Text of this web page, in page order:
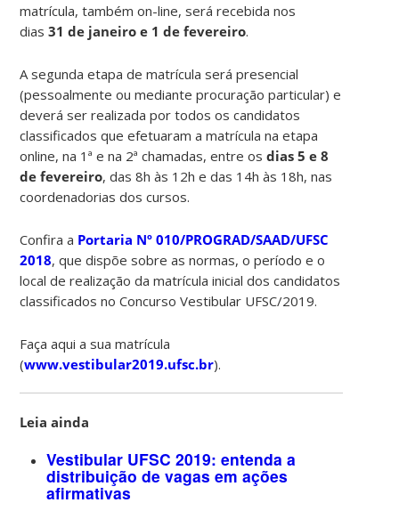
matrícula, também on-line, será recebida nos
dias31 de janeiro e 1 de fevereiro.
A segunda etapa de matrícula será presencial
(pessoalmente ou mediante procuração particular) e
deverá ser realizada por todos os candidatos
classificados que efetuaram a matrícula na etapa
online, na 1ª e na 2ª chamadas, entre osdias 5 e 8
de fevereiro, das 8h às 12h e das 14h às 18h, nas
coordenadorias dos cursos.
Confira a Portaria Nº 010/PROGRAD/SAAD/UFSC
2018, que dispõe sobre as normas, o período e o
local de realização da matrícula inicial dos candidatos
classificados no Concurso Vestibular UFSC/2019.
Faça aqui a sua matrícula
(www.vestibular2019.ufsc.br).
Leia ainda
Vestibular UFSC 2019: entenda a
distribuição de vagas em ações
afirmativas